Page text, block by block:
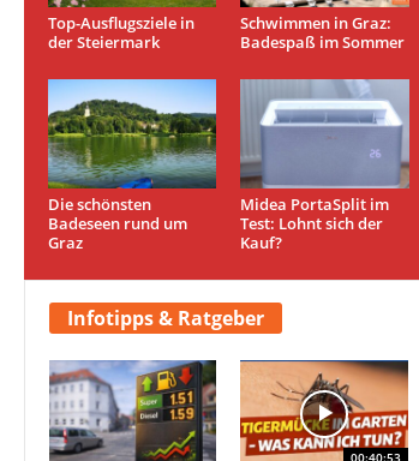
Top-Ausflugsziele in
der Steiermark
Schwimmen in Graz:
Badespaß im Sommer
Die schönsten
Badeseen rund um
Graz
Midea PortaSplit im
Test: Lohnt sich der
Kauf?
Infotipps & Ratgeber
00:40:53